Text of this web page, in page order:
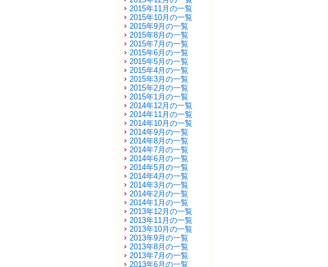
2015年11月の一覧
2015年10月の一覧
2015年9月の一覧
2015年8月の一覧
2015年7月の一覧
2015年6月の一覧
2015年5月の一覧
2015年4月の一覧
2015年3月の一覧
2015年2月の一覧
2015年1月の一覧
2014年12月の一覧
2014年11月の一覧
2014年10月の一覧
2014年9月の一覧
2014年8月の一覧
2014年7月の一覧
2014年6月の一覧
2014年5月の一覧
2014年4月の一覧
2014年3月の一覧
2014年2月の一覧
2014年1月の一覧
2013年12月の一覧
2013年11月の一覧
2013年10月の一覧
2013年9月の一覧
2013年8月の一覧
2013年7月の一覧
2013年6月の一覧